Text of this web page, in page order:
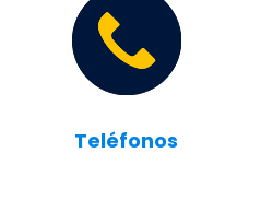
Teléfonos